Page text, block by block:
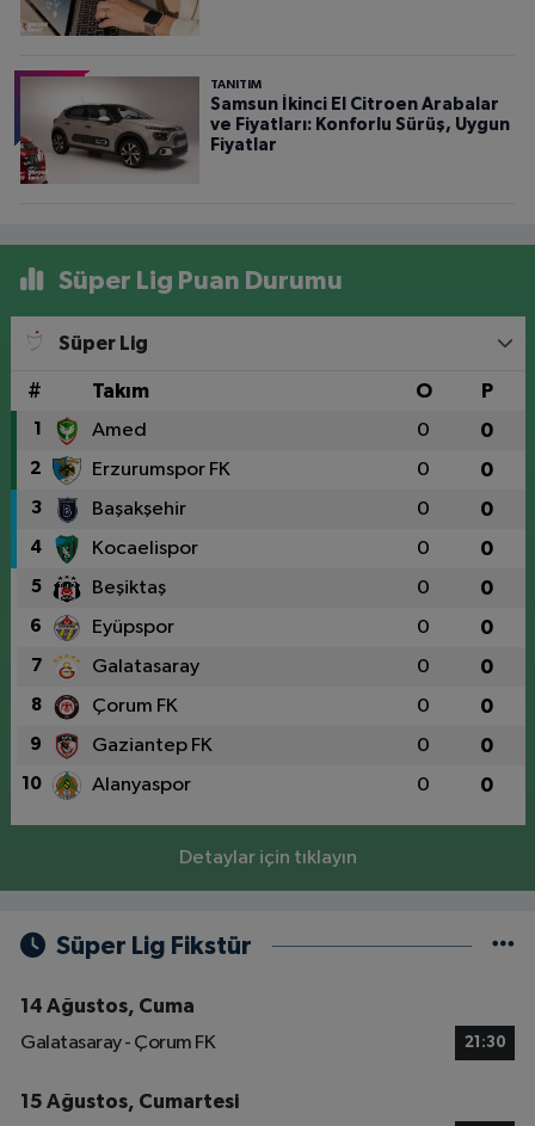
TANITIM
Samsun İkinci El Citroen Arabalar
ve Fiyatları: Konforlu Sürüş, Uygun
Fiyatlar
Süper Lig Puan Durumu
Süper Lig
# Takım O P
1 Amed 0 0
2 Erzurumspor FK 0 0
3 Başakşehir 0 0
4 Kocaelispor 0 0
5 Beşiktaş 0 0
6 Eyüpspor 0 0
7 Galatasaray 0 0
8 Çorum FK 0 0
9 Gaziantep FK 0 0
10 Alanyaspor 0 0
Detaylar için tıklayın
Süper Lig Fikstür
14 Ağustos, Cuma
Galatasaray - Çorum FK
21:30
15 Ağustos, Cumartesi